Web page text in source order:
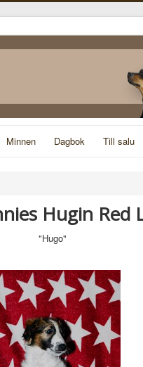
Minnen Dagbok Till salu
Hugin Red
"Hugo"